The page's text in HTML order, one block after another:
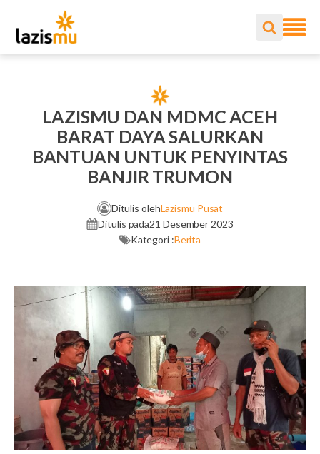
LAZISMU DAN MDMC ACEH
BARAT DAYA SALURKAN
BANTUAN UNTUK PENYINTAS
BANJIR TRUMON
Ditulis olehLazismu Pusat
Ditulis pada21 Desember 2023
Kategori :Berita